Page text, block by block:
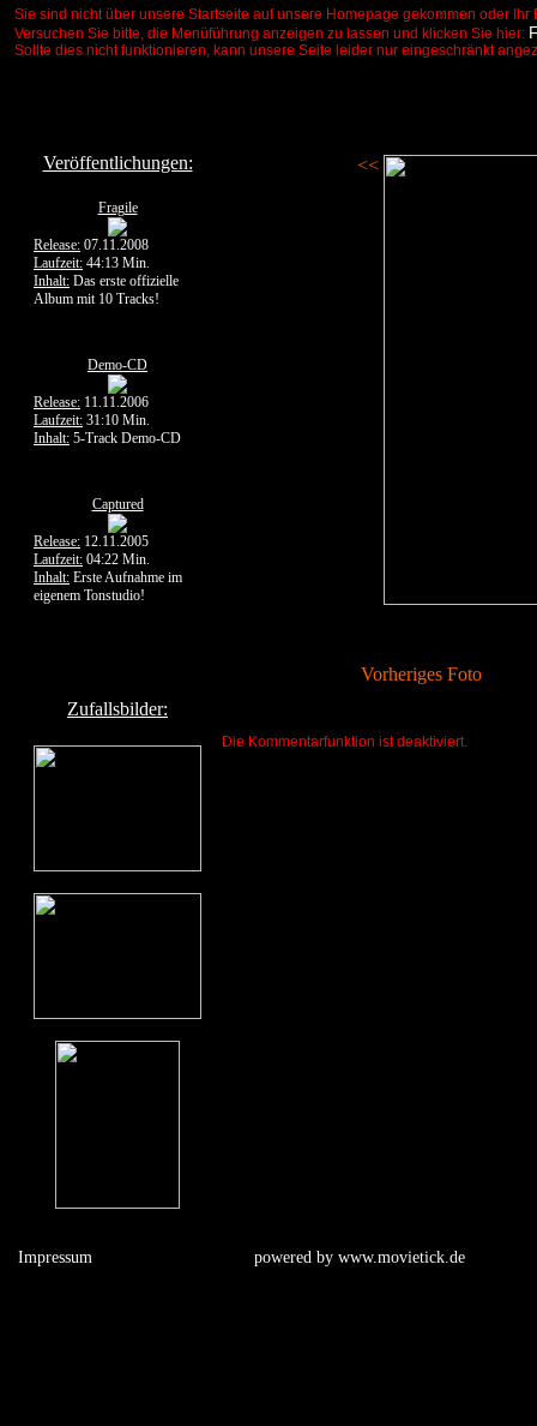
Sie sind nicht über unsere Startseite auf unsere Homepage gekommen oder
Versuchen Sie bitte, die Menüführung anzeigen zu lassen und klicken Sie hier:
Sollte dies nicht funktionieren, kann unsere Seite leider nur eingeschränkt
Veröffentlichungen:
Fragile
Release: 07.11.2008
Laufzeit: 44:13 Min.
Inhalt: Das erste offizielle
Album mit 10 Tracks!
Demo-CD
Release: 11.11.2006
Laufzeit: 31:10 Min.
Inhalt: 5-Track Demo-CD
Captured
Release: 12.11.2005
Laufzeit: 04:22 Min.
Inhalt: Erste Aufnahme im
eigenem Tonstudio!
Zufallsbilder:
<<
Vorheriges Foto
Die Kommentarfunktion ist deaktiviert.
Impressum powered by www.movietick.de